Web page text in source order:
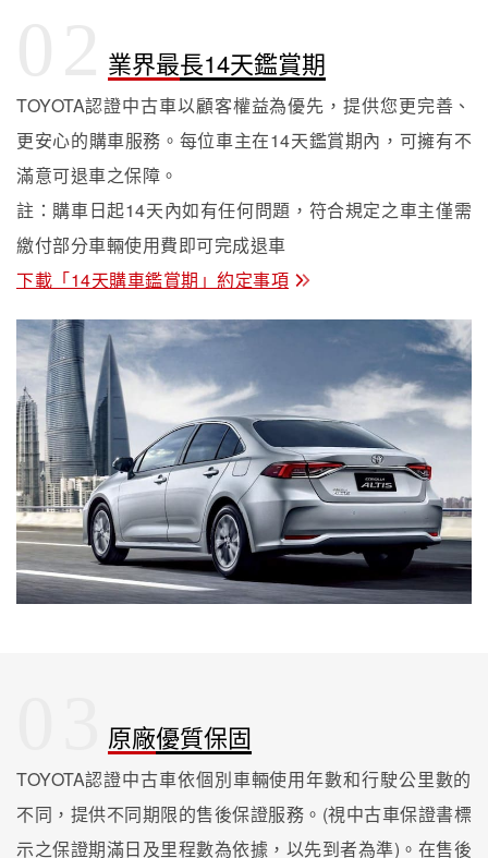
業界最長14天鑑賞期
TOYOTA認證中古車以顧客權益為優先，提供您更完善、
更安心的購車服務。每位車主在14天鑑賞期內，可擁有不
滿意可退車之保障。
註：購車日起14天內如有任何問題，符合規定之車主僅需
繳付部分車輛使用費即可完成退車
下載「14天購車鑑賞期」約定事項
原廠優質保固
TOYOTA認證中古車依個別車輛使用年數和行駛公里數的
不同，提供不同期限的售後保證服務。(視中古車保證書標
示之保證期滿日及里程數為依據，以先到者為準)。在售後